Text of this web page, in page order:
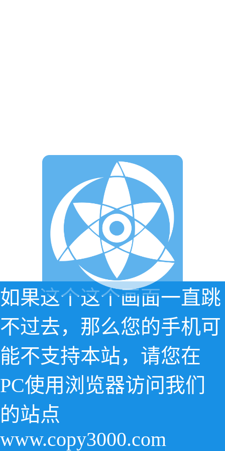
如果这个这个画面一直跳
不过去，那么您的手机可
能不支持本站，请您在
PC使用浏览器访问我们
的站点
www.copy3000.com